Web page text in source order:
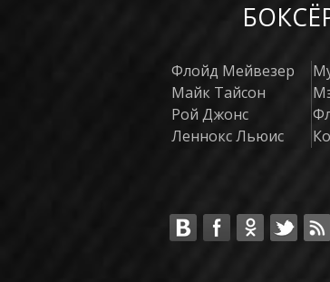
Флойд Мейвезер
Майк Тайсон
Рой Джонс
Леннокс Льюис